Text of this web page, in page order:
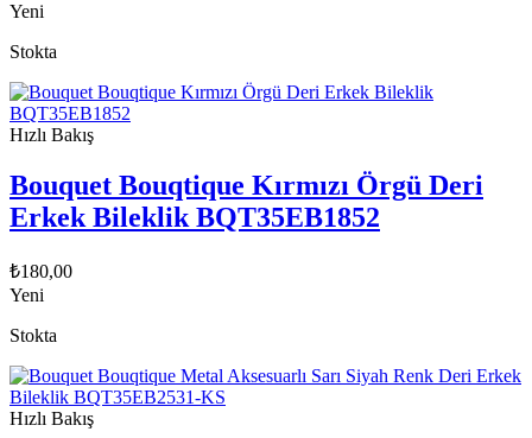
Yeni
Stokta
Hızlı Bakış
Bouquet Bouqtique Kırmızı Örgü Deri
Erkek Bileklik BQT35EB1852
₺180,00
Yeni
Stokta
Hızlı Bakış